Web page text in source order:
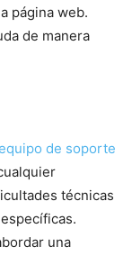
página web.
de manera
de soporte
técnicas
una